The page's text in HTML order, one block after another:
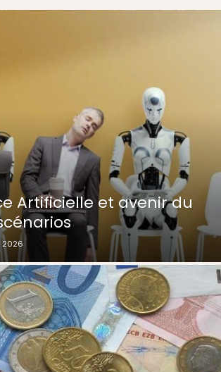
Artificielle et avenir du
2026